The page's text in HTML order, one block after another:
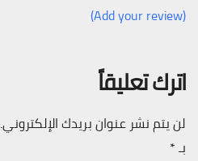
(Add your review)
اترك تعليقاً
لن يتم نشر عنوان بريدك الإلكتروني.
بـ*